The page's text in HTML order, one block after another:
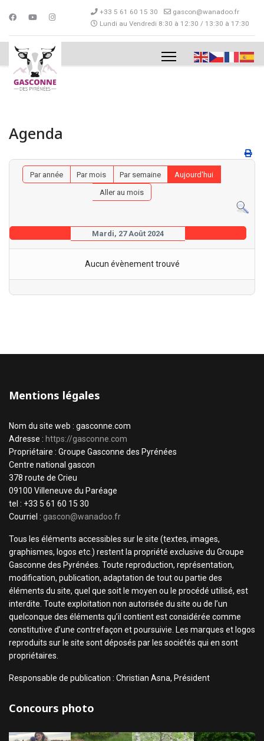
+33 5 61 60 15 30
gascon@wanadoo.fr
Lundi au Vendredi 8:30 à 12:30 / 13:30 à 17:30
Agenda
Par année Par mois Par semaine
Aujourd'hui
Aller au mois
Mardi, 27 Août 2024
Aucun évènement trouvé
Mentions légales
Nom du site web : gasconne.com
Adresse : https://gasconne.com
Propriétaire : Groupe Gasconne des Pyrénées
Centre national gascon
378 route de Crieu
09100 Villeneuve du Paréage
tel : +33 5 61 60 15 30
Courriel : gascon@wanadoo.fr
Tous les éléments accessibles sur le site (textes, images,
graphismes, logos etc.) restent la propriété exclusive du Groupe
Gasconne des Pyrénées. Toute reproduction, représentation,
modification, publication, adaptation de tout ou partie des
éléments du site, quel que soit le moyen ou le procédé utilisé, est
interdite. Toute exploitation non autorisée du site ou de l’un
quelconque des éléments qu’il contient est considérée comme
constitutive d’une contrefaçon et poursuivie. Les marques et logos
reproduits sur le site sont déposés par les sociétés qui en sont
propriétaires.
Responsable de publication : Christian Asna, Président
Concours photo